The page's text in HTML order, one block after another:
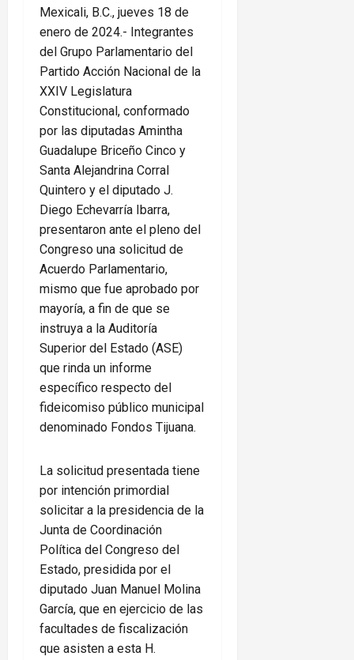
Mexicali, B.C., jueves 18 de
enero de 2024.- Integrantes
del Grupo Parlamentario del
Partido Acción Nacional de la
XXIV Legislatura
Constitucional, conformado
por las diputadas Amintha
Guadalupe Briceño Cinco y
Santa Alejandrina Corral
Quintero y el diputado J.
Diego Echevarría Ibarra,
presentaron ante el pleno del
Congreso una solicitud de
Acuerdo Parlamentario,
mismo que fue aprobado por
mayoría, a fin de que se
instruya a la Auditoría
Superior del Estado (ASE)
que rinda un informe
específico respecto del
fideicomiso público municipal
denominado Fondos Tijuana.
La solicitud presentada tiene
por intención primordial
solicitar a la presidencia de la
Junta de Coordinación
Política del Congreso del
Estado, presidida por el
diputado Juan Manuel Molina
García, que en ejercicio de las
facultades de fiscalización
que asisten a esta H.